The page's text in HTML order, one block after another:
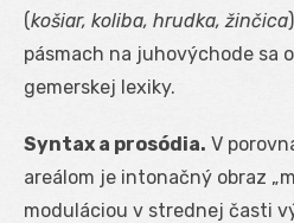
(košiar, koliba, hrudka, žinčica
pásmach na juhovýchode sa
gemerskej lexiky.
Syntax a prosódia. V
areálom je intonačný obraz
moduláciou v strednej časti